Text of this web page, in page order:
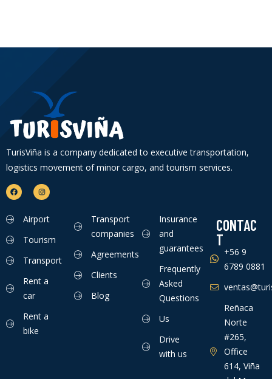
TurisViña is a company dedicated to executive transportation,
logistics movement of minor cargo, and tourism services.
Airport
Tourism
Transport
Rent a
car
Rent a
bike
Transport
companies
Agreements
Clients
Blog
Insurance
and
guarantees
Frequently
Asked
Questions
Us
Drive
with us
CONTAC
T
+56 9
6789 0881
Reñaca
Norte
#265,
Office
614, Viña